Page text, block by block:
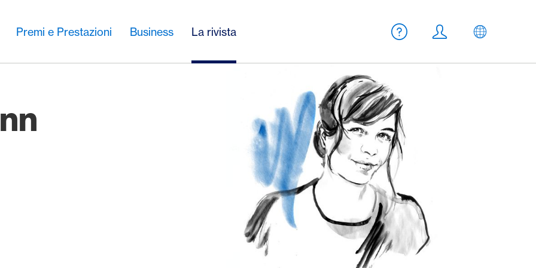
Premi e Prestazioni Business La rivista
Meta Navigation
Aiuto
Login IT